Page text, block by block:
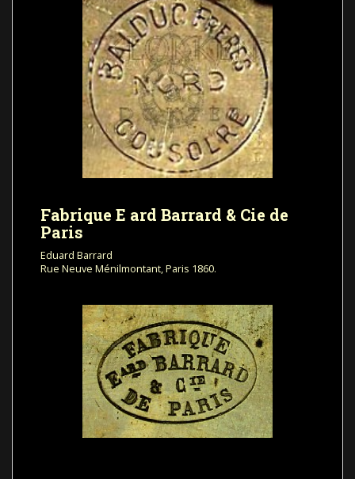
Fabrique E ard Barrard & Cie de
Paris
Eduard Barrard
Rue Neuve Ménilmontant, Paris 1860.